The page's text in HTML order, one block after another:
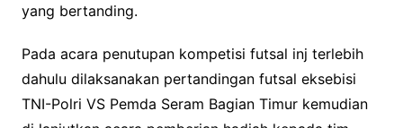
yang bertanding.
Pada acara penutupan kompetisi futsal inj terlebih
dahulu dilaksanakan pertandingan futsal eksebisi
TNI-Polri VS Pemda Seram Bagian Timur kemudian